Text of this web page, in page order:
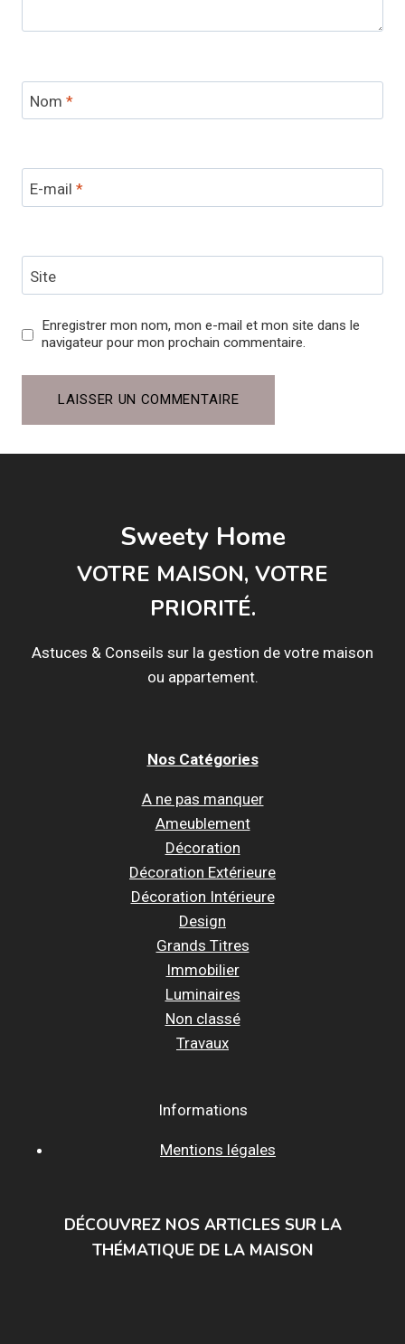
Nom *
E-mail *
Site
Enregistrer mon nom, mon e-mail et mon site dans le
navigateur pour mon prochain commentaire.
Sweety Home
VOTRE MAISON, VOTRE
PRIORITÉ.
Astuces & Conseils sur la gestion de votre maison
ou appartement.
Nos Catégories
A ne pas manquer
Ameublement
Décoration
Décoration Extérieure
Décoration Intérieure
Design
Grands Titres
Immobilier
Luminaires
Non classé
Travaux
Informations
Mentions légales
DÉCOUVREZ NOS ARTICLES SUR LA
THÉMATIQUE DE LA MAISON